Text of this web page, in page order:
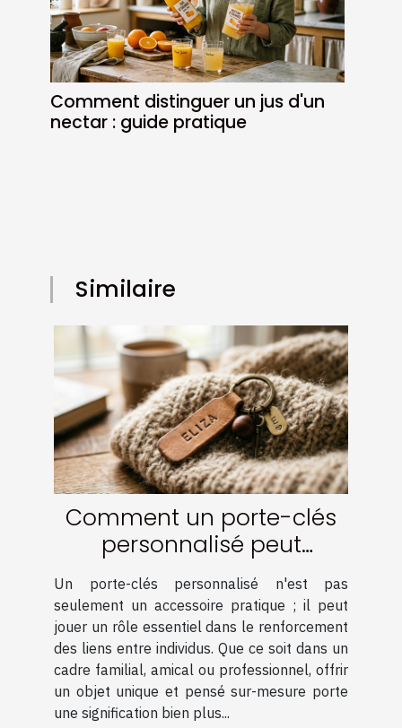
Comment distinguer un jus d'un
nectar : guide pratique
Similaire
Comment un porte-clés
personnalisé peut
renforcer les liens ?
Un porte-clés personnalisé n'est pas
seulement un accessoire pratique ; il peut
jouer un rôle essentiel dans le renforcement
des liens entre individus. Que ce soit dans un
cadre familial, amical ou professionnel, offrir
un objet unique et pensé sur-mesure porte
une signification bien plus...